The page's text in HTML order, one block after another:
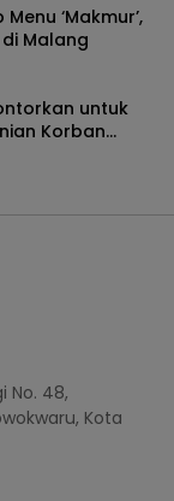
‘Makmur’,
Malang
untuk
Korban
No. 48,
Kota